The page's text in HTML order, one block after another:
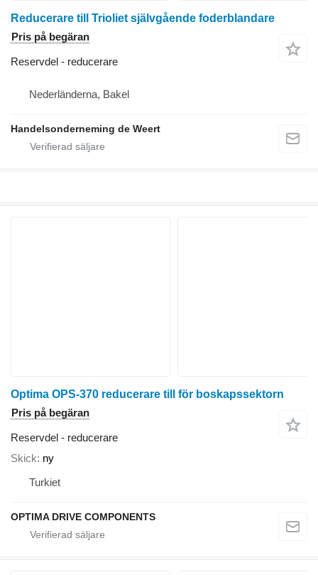
Reducerare till Trioliet självgående foderblandare
Pris på begäran
Reservdel - reducerare
Nederländerna, Bakel
Handelsonderneming de Weert
Optima OPS-370 reducerare till för boskapssektorn
Pris på begäran
Reservdel - reducerare
Skick ny
Turkiet
OPTIMA DRIVE COMPONENTS